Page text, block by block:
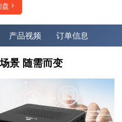
产品视频 订单信息
景 随需而变